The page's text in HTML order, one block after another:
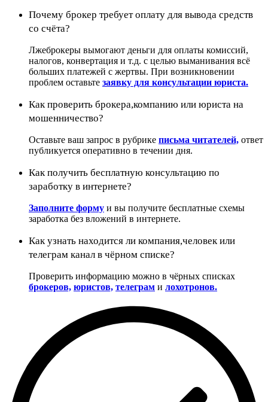
Почему брокер требует оплату для вывода средств
со счёта?
Лжеброкеры вымогают деньги для оплаты комиссий,
налогов, конвертация и т.д. с целью выманивания всё
больших платежей с жертвы. При возникновении
проблем оставьте заявку для консультации юриста.
Как проверить брокера,компанию или юриста на
мошенничество?
Оставьте ваш запрос в рубрике письма читателей, ответ
публикуется оперативно в течении дня.
Как получить бесплатную консультацию по
заработку в интернете?
Заполните форму и вы получите бесплатные схемы
заработка без вложений в интернете.
Как узнать находится ли компания,человек или
телеграм канал в чёрном списке?
Проверить информацию можно в чёрных списках
брокеров, юристов, телеграм и лохотронов.